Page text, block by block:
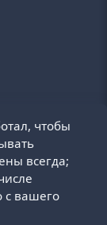
cookie
чтобы
всегда;
с вашего